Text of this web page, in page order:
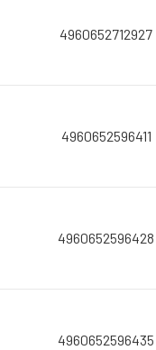
4960652712927
4960652596411
4960652596428
4960652596435